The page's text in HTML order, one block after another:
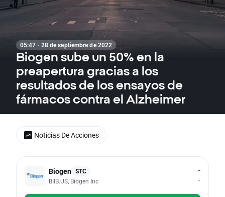
05:47 · 28 de septiembre de 2022
Biogen sube un 50% en la
preapertura gracias a los
resultados de los ensayos de
fármacos contra el Alzheimer
Biogen STC
BIIB.US, Biogen Inc
-
-
Noticias De Acciones